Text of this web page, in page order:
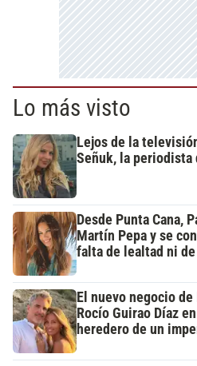
Lo más visto
Lejos de la
Señuk, la periodista
Desde Punta Cana,
Martín Pepa y se
falta de lealtad ni
El nuevo negocio
Rocío Guirao Díaz
heredero de un